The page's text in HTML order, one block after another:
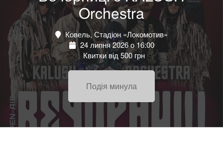
Orchestra
Ковель, Стадіон «Локомотив»
24 липня 2026 о 16:00
Квитки від 500 грн
Подія минула